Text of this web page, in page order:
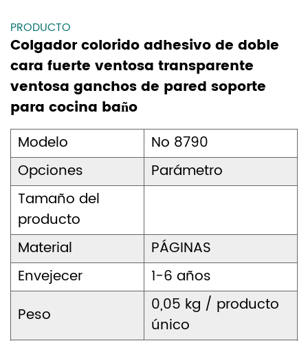
PRODUCTO
Colgador colorido adhesivo de doble
cara fuerte ventosa transparente
ventosa ganchos de pared soporte
para cocina baño
Modelo
No 8790
Opciones
Parámetro
Tamaño del
producto
Material
PÁGINAS
Envejecer
1-6 años
Peso
0,05 kg / producto
único